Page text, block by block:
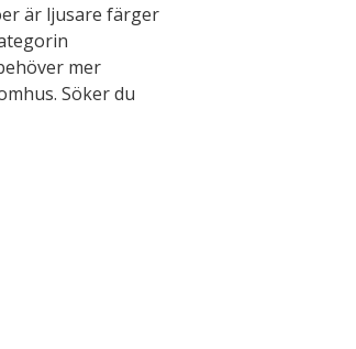
är ljusare färger
mer
Söker du